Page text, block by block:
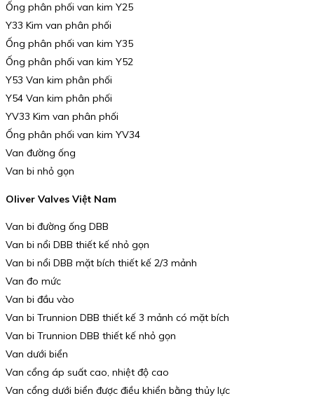
Ống phân phối van kim Y25
Y33 Kim van phân phối
Ống phân phối van kim Y35
Ống phân phối van kim Y52
Y53 Van kim phân phối
Y54 Van kim phân phối
YV33 Kim van phân phối
Ống phân phối van kim YV34
Van đường ống
Van bi nhỏ gọn
Oliver Valves Việt Nam
Van bi đường ống DBB
Van bi nổi DBB thiết kế nhỏ gọn
Van bi nổi DBB mặt bích thiết kế 2/3 mảnh
Van đo mức
Van bi đầu vào
Van bi Trunnion DBB thiết kế 3 mảnh có mặt bích
Van bi Trunnion DBB thiết kế nhỏ gọn
Van dưới biển
Van cổng áp suất cao, nhiệt độ cao
Van cổng dưới biển được điều khiển bằng thủy lực